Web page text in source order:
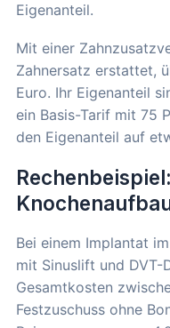
Eigenanteil.
Mit einer
Zahnersatz erstattet,
Euro. Ihr Eigenanteil
ein Basis-Tarif mit 75
den Eigenanteil auf
Bei einem Implantat
mit Sinuslift und
Gesamtkosten
Festzuschuss ohne